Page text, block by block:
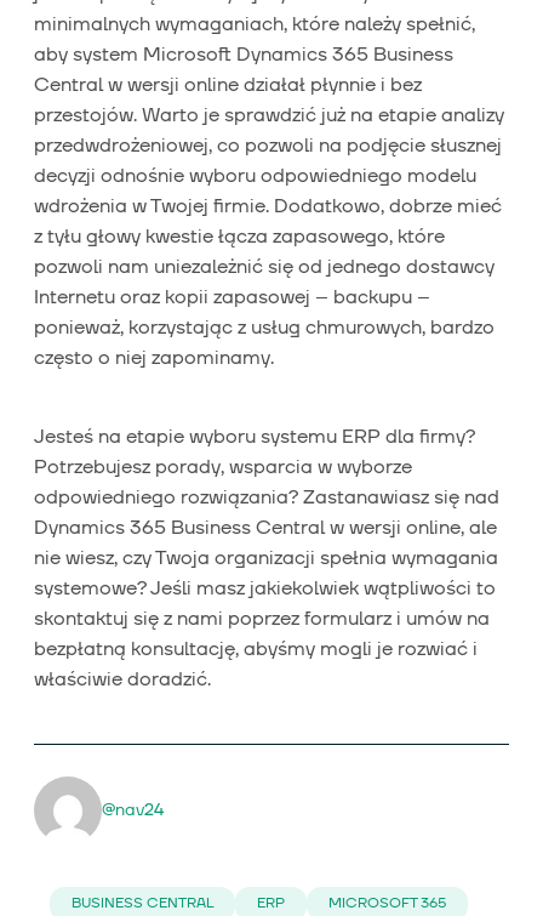
minimalnych wymaganiach, które należy spełnić,
aby system Microsoft Dynamics 365 Business
Central w wersji online działał płynnie i bez
przestojów. Warto je sprawdzić już na etapie analizy
przedwdrożeniowej, co pozwoli na podjęcie słusznej
decyzji odnośnie wyboru odpowiedniego modelu
wdrożenia w Twojej firmie. Dodatkowo, dobrze mieć
z tyłu głowy kwestie łącza zapasowego, które
pozwoli nam uniezależnić się od jednego dostawcy
Internetu oraz kopii zapasowej – backupu –
ponieważ, korzystając z usług chmurowych, bardzo
często o niej zapominamy.
Jesteś na etapie wyboru systemu ERP dla firmy?
Potrzebujesz porady, wsparcia w wyborze
odpowiedniego rozwiązania? Zastanawiasz się nad
Dynamics 365 Business Central w wersji online, ale
nie wiesz, czy Twoja organizacji spełnia wymagania
systemowe? Jeśli masz jakiekolwiek wątpliwości to
skontaktuj się z nami poprzez formularz i umów na
bezpłatną konsultację, abyśmy mogli je rozwiać i
właściwie doradzić.
@nav24
BUSINESS CENTRAL ERP MICROSOFT 365